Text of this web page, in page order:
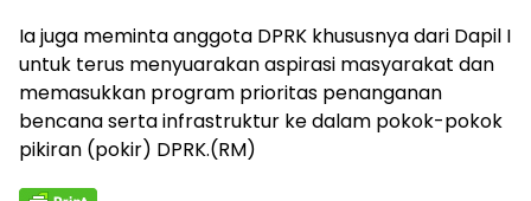
Ia juga meminta anggota DPRK khususnya dari Dapil I
untuk terus menyuarakan aspirasi masyarakat dan
memasukkan program prioritas penanganan
bencana serta infrastruktur ke dalam pokok-pokok
pikiran (pokir) DPRK.(RM)